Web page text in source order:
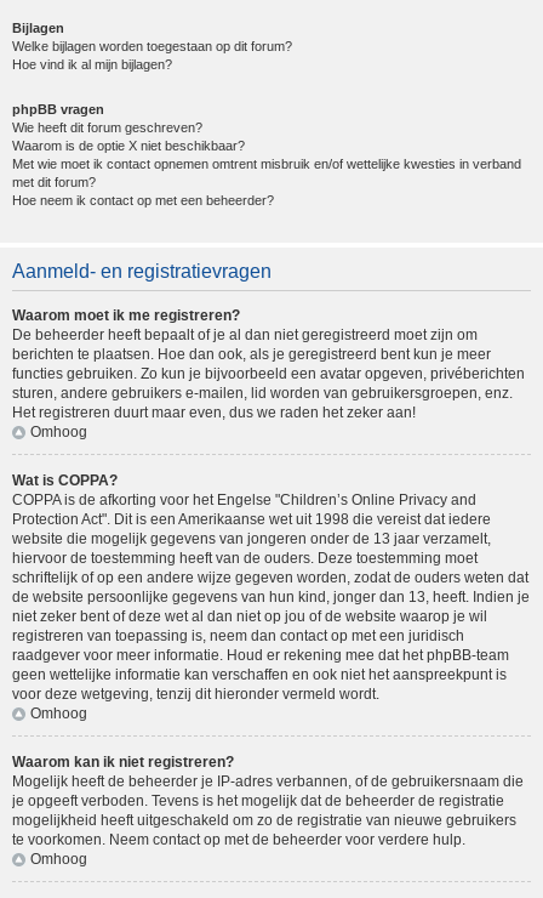
Bijlagen
Welke bijlagen worden toegestaan op dit forum?
Hoe vind ik al mijn bijlagen?
phpBB vragen
Wie heeft dit forum geschreven?
Waarom is de optie X niet beschikbaar?
Met wie moet ik contact opnemen omtrent misbruik en/of wettelijke kwesties in verband
met dit forum?
Hoe neem ik contact op met een beheerder?
Aanmeld- en registratievragen
Waarom moet ik me registreren?
De beheerder heeft bepaalt of je al dan niet geregistreerd moet zijn om
berichten te plaatsen. Hoe dan ook, als je geregistreerd bent kun je meer
functies gebruiken. Zo kun je bijvoorbeeld een avatar opgeven, privéberichten
sturen, andere gebruikers e-mailen, lid worden van gebruikersgroepen, enz.
Het registreren duurt maar even, dus we raden het zeker aan!
Omhoog
Wat is COPPA?
COPPA is de afkorting voor het Engelse "Children’s Online Privacy and
Protection Act". Dit is een Amerikaanse wet uit 1998 die vereist dat iedere
website die mogelijk gegevens van jongeren onder de 13 jaar verzamelt,
hiervoor de toestemming heeft van de ouders. Deze toestemming moet
schriftelijk of op een andere wijze gegeven worden, zodat de ouders weten dat
de website persoonlijke gegevens van hun kind, jonger dan 13, heeft. Indien je
niet zeker bent of deze wet al dan niet op jou of de website waarop je wil
registreren van toepassing is, neem dan contact op met een juridisch
raadgever voor meer informatie. Houd er rekening mee dat het phpBB-team
geen wettelijke informatie kan verschaffen en ook niet het aanspreekpunt is
voor deze wetgeving, tenzij dit hieronder vermeld wordt.
Omhoog
Waarom kan ik niet registreren?
Mogelijk heeft de beheerder je IP-adres verbannen, of de gebruikersnaam die
je opgeeft verboden. Tevens is het mogelijk dat de beheerder de registratie
mogelijkheid heeft uitgeschakeld om zo de registratie van nieuwe gebruikers
te voorkomen. Neem contact op met de beheerder voor verdere hulp.
Omhoog